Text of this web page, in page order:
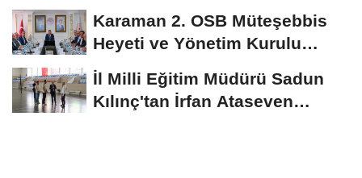
Karaman 2. OSB Müteşebbis
Heyeti ve Yönetim Kurulu
Toplantısı Gerçekleştirildi
İl Milli Eğitim Müdürü Sadun
Kılınç'tan İrfan Ataseven